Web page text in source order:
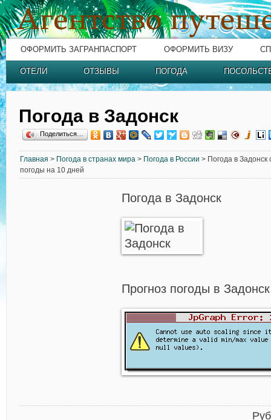
ОФОРМИТЬ ЗАГРАНПАСПОРТ ОФОРМИТЬ ВИЗУ
ОТЕЛИ ОТЗЫВЫ ПОГОДА
Погода в Задонск
Поделиться…
Главная > Погода в странах мира > Погода в России > Погода в Задонск
погоды на 10 дней
Погода в Задонск
Прогноз погоды в